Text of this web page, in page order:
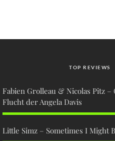
TOP REVIEWS
Fabien Grolleau & Nicolas Pitz –
Flucht der Angela Davis
Little Simz – Sometimes I Might